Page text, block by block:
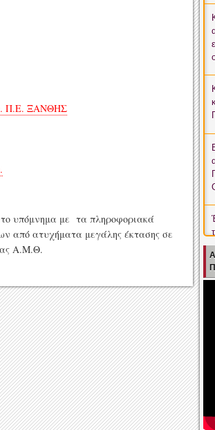
Π.Ε. ΞΑΝΘΗΣ
το υπόμνημα με τα πληροφοριακά
από ατυχήματα μεγάλης έκτασης σε
Α.Μ.Θ.